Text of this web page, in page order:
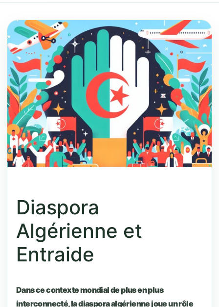
Diaspora
Algérienne et
Entraide
Dans ce contexte mondial de plus en plus
interconnecté, la diaspora algérienne joue un rôle